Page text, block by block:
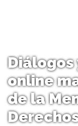
online
de la